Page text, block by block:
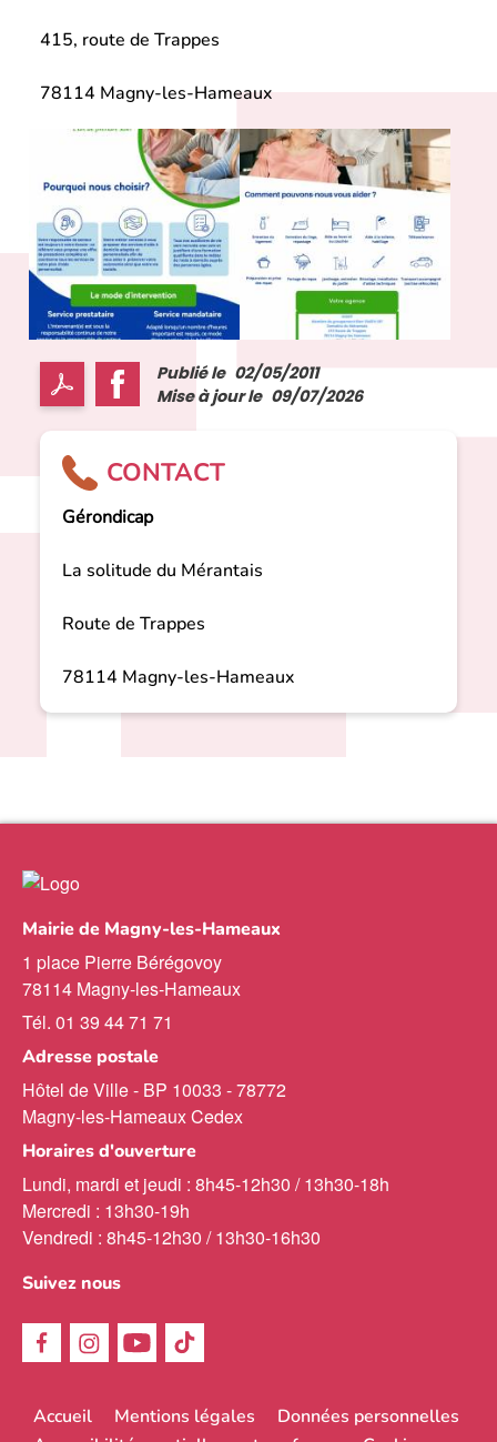
415, route de Trappes
78114 Magny-les-Hameaux
Publié le 02/05/2011
Mise à jour le 09/07/2026
CONTACT
Gérondicap
La solitude du Mérantais
Route de Trappes
78114 Magny-les-Hameaux
Mairie de Magny-les-Hameaux
1 place Pierre Bérégovoy
78114 Magny-les-Hameaux
Tél. 01 39 44 71 71
Adresse postale
Hôtel de Ville - BP 10033 - 78772
Magny-les-Hameaux Cedex
Horaires d'ouverture
Lundi, mardi et jeudi : 8h45-12h30 / 13h30-18h
Mercredi : 13h30-19h
Vendredi : 8h45-12h30 / 13h30-16h30
Suivez nous
Menu
Accueil Mentions légales
Données personnelles